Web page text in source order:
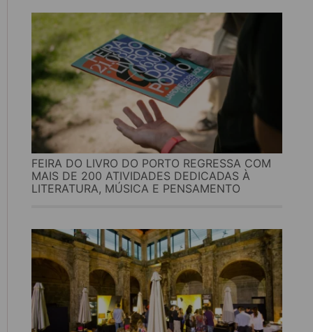
FEIRA DO LIVRO DO PORTO REGRESSA COM
MAIS DE 200 ATIVIDADES DEDICADAS À
LITERATURA, MÚSICA E PENSAMENTO